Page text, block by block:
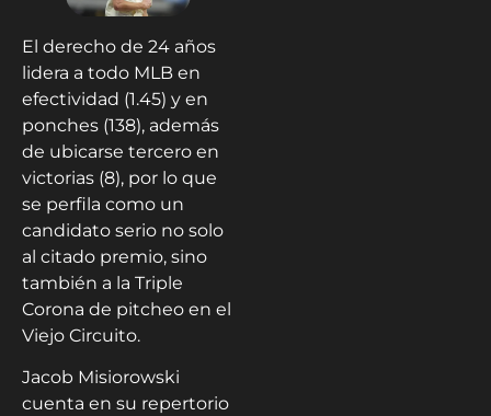
El derecho de 24 años
lidera a todo MLB en
efectividad (1.45) y en
ponches (138), además
de ubicarse tercero en
victorias (8), por lo que
se perfila como un
candidato serio no solo
al citado premio, sino
también a la Triple
Corona de pitcheo en el
Viejo Circuito.
Jacob Misiorowski
cuenta en su repertorio